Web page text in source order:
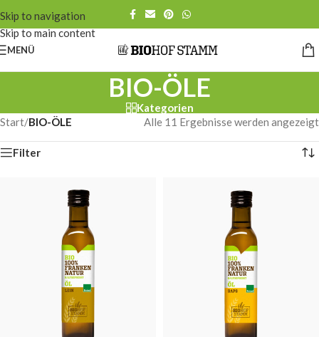
Skip to navigation
Skip to main content
MENÜ
BIO-ÖLE
Kategorien
Start/BIO-ÖLE Alle 11 Ergebnisse werden angezeigt
Filter